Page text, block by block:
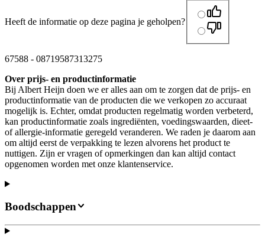
Heeft de informatie op deze pagina je geholpen?
67588 - 08719587313275
Over prijs- en productinformatie
Bij Albert Heijn doen we er alles aan om te zorgen dat de prijs- en
productinformatie van de producten die we verkopen zo accuraat
mogelijk is. Echter, omdat producten regelmatig worden verbeterd,
kan productinformatie zoals ingrediënten, voedingswaarden, dieet-
of allergie-informatie geregeld veranderen. We raden je daarom aan
om altijd eerst de verpakking te lezen alvorens het product te
nuttigen. Zijn er vragen of opmerkingen dan kan altijd contact
opgenomen worden met onze klantenservice.
Boodschappen